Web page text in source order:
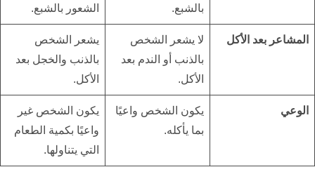
بالشبع.
الشعور بالشبع.
المشاعر بعد الأكل
لا يشعر الشخص
بالذنب أو الندم بعد
الأكل.
يشعر الشخص
بالذنب والخجل بعد
الأكل.
الوعي
يكون الشخص واعيًا
بما يأكله.
يكون الشخص غير
واعيًا بكمية الطعام
التي يتناولها.